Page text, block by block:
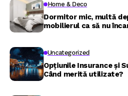
Home & Deco
Dormitor mic, multă
mobilierul ca să nu
Uncategorized
Opțiunile Insurance și
Când merită utilizate?